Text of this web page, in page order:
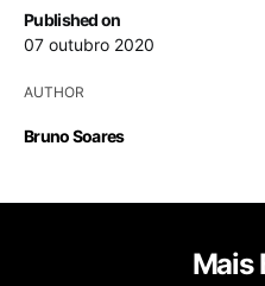
Published on
07 outubro 2020
AUTHOR
Bruno Soares
Mais